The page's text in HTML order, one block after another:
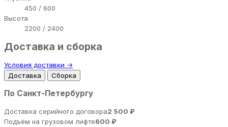
450 / 600
Высота
2200 / 2400
Доставка и сборка
Условия доставки →
Доставка
Сборка
По Санкт-Петербургу
Доставка серийного договора2 500 ₽
Подъём на грузовом лифте600 ₽